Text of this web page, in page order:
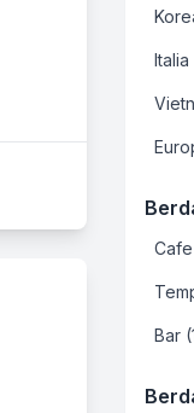
Italia
Bar